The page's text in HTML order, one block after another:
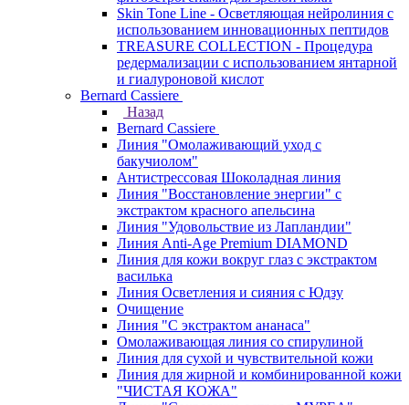
Skin Tone Line - Осветляющая нейролиния с
использованием инновационных пептидов
TREASURE COLLECTION - Процедура
редермализации с использованием янтарной
и гиалуроновой кислот
Bernard Cassiere
Назад
Bernard Cassiere
Линия "Омолаживающий уход с
бакучиолом"
Антистрессовая Шоколадная линия
Линия "Восстановление энергии" с
экстрактом красного апельсина
Линия "Удовольствие из Лапландии"
Линия Anti-Age Premium DIAMOND
Линия для кожи вокруг глаз с экстрактом
василька
Линия Осветления и сияния с Юдзу
Очищение
Линия "С экстрактом ананаса"
Омолаживающая линия со спирулиной
Линия для сухой и чувствительной кожи
Линия для жирной и комбинированной кожи
"ЧИСТАЯ КОЖА"